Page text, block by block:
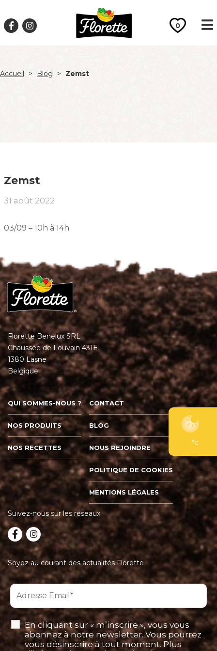
°c
0
Accueil > Blog > Zemst
Zemst
31 août 2022
03/09 – 10h à 14h
Florette Benelux SRL
Chaussée de Louvain 431E
1380 Lasne
Belgique
QUI SOMMES-NOUS ?
NOS PRODUITS
NOS RECETTES
CONTACT
BLOG
NOUS REJOINDRE
POLITIQUE DE COOKIES
MENTIONS LÉGALES
Suivez-nous sur les réseaux
Soyez au courant des actualités Florette
En cliquant sur « m’inscrire », vous vous
abonnez à notre newsletter. Vous pourrez
vous désinscrire à tout moment. Plus